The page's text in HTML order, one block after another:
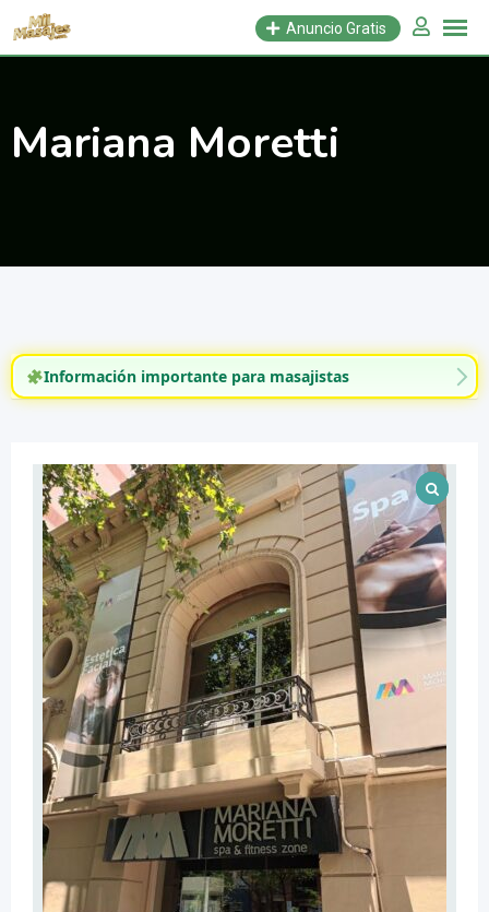
Saltar
Anuncio Gratis
Mariana Moretti
Información importante para masajistas